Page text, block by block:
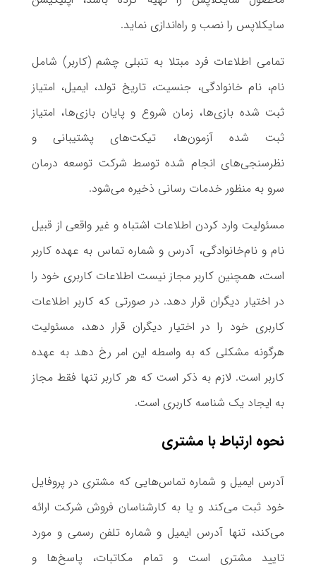
سایکلاپس را نصب و راه‌اندازی نماید.
تمامی اطلاعات فرد مبتلا به تنبلی چشم (کاربر) شامل
نام، نام خانوادگی، جنسیت، تاریخ تولد، ایمیل، امتیاز
ثبت شده بازی‌ها، زمان شروع و پایان بازی‌ها، امتیاز
ثبت شده آزمو‌ن‌ها، تیکت‌های پشتیبانی و
نظرسنجی‌های انجام شده توسط شرکت توسعه درمان
سرو به منظور خدمات رسانی ذخیره می‌شود.
مسئولیت وارد کردن اطلاعات اشتباه و غیر واقعی از قبیل
نام و نام‌خانوادگی، آدرس و شماره تماس به عهده کاربر
است، همچنین کاربر مجاز نیست اطلاعات کاربری خود را
در اختیار دیگران قرار دهد. در صورتی که کاربر اطلاعات
کاربری خود را در اختیار دیگران قرار دهد، مسئولیت
هرگونه مشکلی که به واسطه این امر رخ دهد به عهده
کاربر است. لازم به ذکر است که هر کاربر تنها فقط مجاز
به ایجاد یک شناسه کاربری است.
نحوه ارتباط با مشتری
آدرس ایمیل و شماره تماس‌هایی که مشتری در پروفایل
خود ثبت می‌کند و یا به کارشناسان فروش شرکت ارائه
می‌کند، تنها آدرس ایمیل و شماره تلفن‌ رسمی و مورد
تایید مشتری است و تمام مکاتبات، پاسخ‌ها و